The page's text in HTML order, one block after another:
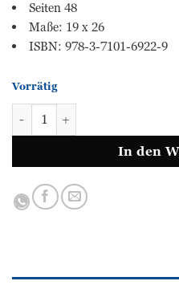
Seiten 48
Maße: 19 x 26
ISBN: 978-3-7101-6922-9
Vorrätig
Ferienheft Deutsch in
In den